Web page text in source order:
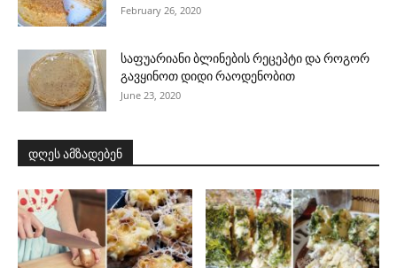
February 26, 2020
საფუარიანი ბლინების რეცეპტი და როგორ
გავყინოთ დიდი რაოდენობით
June 23, 2020
დღეს ამზადებენ